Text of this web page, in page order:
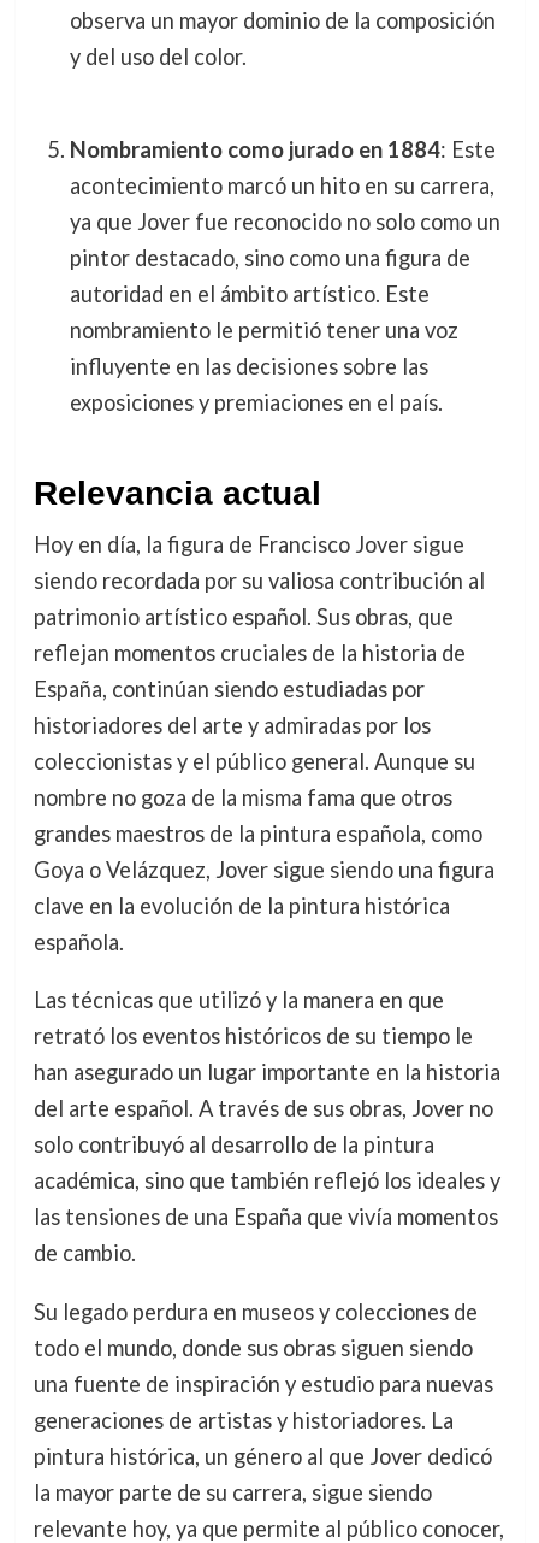
observa un mayor dominio de la composición
y del uso del color.
Nombramiento como jurado en 1884: Este
acontecimiento marcó un hito en su carrera,
ya que Jover fue reconocido no solo como un
pintor destacado, sino como una figura de
autoridad en el ámbito artístico. Este
nombramiento le permitió tener una voz
influyente en las decisiones sobre las
exposiciones y premiaciones en el país.
Relevancia actual
Hoy en día, la figura de Francisco Jover sigue
siendo recordada por su valiosa contribución al
patrimonio artístico español. Sus obras, que
reflejan momentos cruciales de la historia de
España, continúan siendo estudiadas por
historiadores del arte y admiradas por los
coleccionistas y el público general. Aunque su
nombre no goza de la misma fama que otros
grandes maestros de la pintura española, como
Goya o Velázquez, Jover sigue siendo una figura
clave en la evolución de la pintura histórica
española.
Las técnicas que utilizó y la manera en que
retrató los eventos históricos de su tiempo le
han asegurado un lugar importante en la historia
del arte español. A través de sus obras, Jover no
solo contribuyó al desarrollo de la pintura
académica, sino que también reflejó los ideales y
las tensiones de una España que vivía momentos
de cambio.
Su legado perdura en museos y colecciones de
todo el mundo, donde sus obras siguen siendo
una fuente de inspiración y estudio para nuevas
generaciones de artistas y historiadores. La
pintura histórica, un género al que Jover dedicó
la mayor parte de su carrera, sigue siendo
relevante hoy, ya que permite al público conocer,